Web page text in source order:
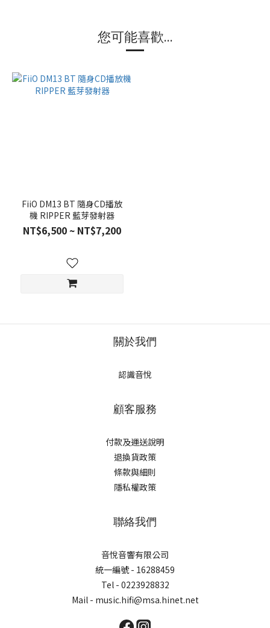
您可能喜歡...
FiiO DM13 BT 隨身CD播放
機 RIPPER 藍芽發射器
NT$6,500 ~ NT$7,200
關於我們
認識音悅
顧客服務
付款及運送說明
退換貨政策
條款與細則
隱私權政策
聯絡我們
音悅音響有限公司
統一編號 - 16288459
Tel - 0223928832
Mail - music.hifi@msa.hinet.net